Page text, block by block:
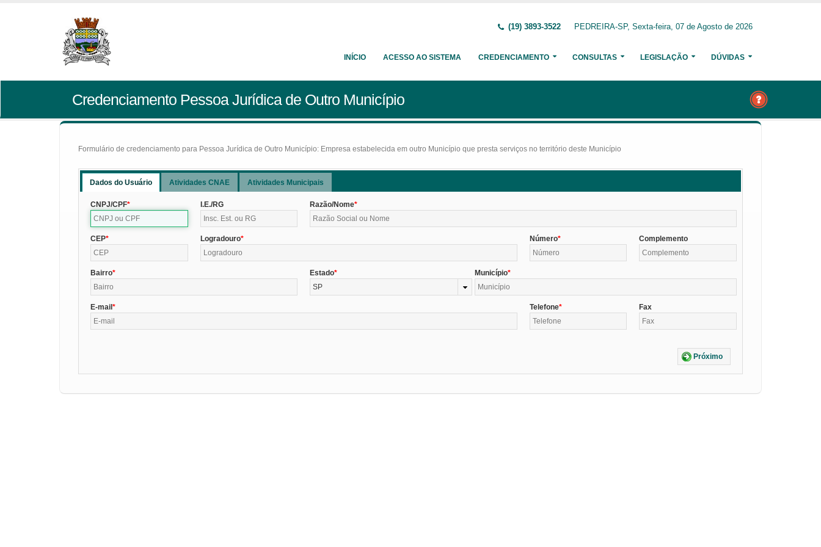
(19) 3893-3522 PEDREIRA-SP, Sexta-feira, 07 de Agosto de 2026
INÍCIO ACESSO AO SISTEMA CREDENCIAMENTO CONSULTAS LEGISLAÇÃO DÚVIDAS
Credenciamento Pessoa Jurídica de Outro Município
Formulário de credenciamento para Pessoa Jurídica de Outro Município: Empresa estabelecida em outro Município que presta serviços no território deste Município
Dados do Usuário Atividades CNAE Atividades Municipais
CNPJ/CPF I.E./RG Razão/Nome
CEP Logradouro Número Complemento
Bairro
Estado
SP
Município
E-mail Telefone Fax
Próximo